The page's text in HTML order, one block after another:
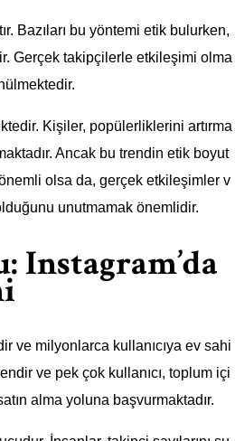
Bazıları bu yöntemi etik bulurken,
Gerçek takipçilerle etkileşimi olma
Kişiler, popülerliklerini artırma
Ancak bu trendin etik boyut
olsa da, gerçek etkileşimler v
unutmamak önemlidir.
Instagram’da
ve milyonlarca kullanıcıya ev sahi
ve pek çok kullanıcı, toplum içi
alma yoluna başvurmaktadır.